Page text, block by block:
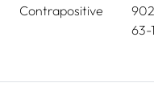
Contrapositive
63-1